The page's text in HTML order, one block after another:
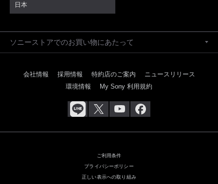
日本
ソニーストアでのお買い物にあたって
会社情報 採用情報 特約店のご案内
ニュースリリース
環境情報
My Sony 利用規約
ご利用条件
プライバシーポリシー
正しい表示への取り組み